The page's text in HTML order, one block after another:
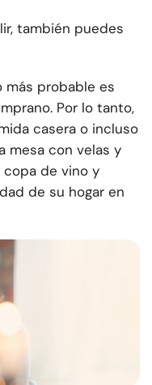
también puedes
más probable es
Por lo tanto,
casera o incluso
mesa con velas y
copa de vino y
de su hogar en